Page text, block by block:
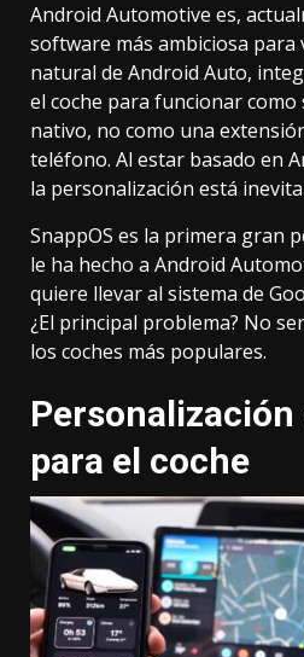
Android Automotive es,
software más ambiciosa para
natural de Android Auto,
el coche para funcionar
nativo, no como una
teléfono. Al estar basado en
la personalización está
SnappOS es la primera gran
le ha hecho a Android
quiere llevar al sistema de
¿El principal problema? No
los coches más populares.
para el coche